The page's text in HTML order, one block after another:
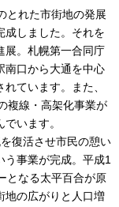
とれた市街地の発展
成しました。それを
展。札幌第一合同庁
南口から大通を中心
ています。また、
複線・高架化事業が
います。
復活させ市民の憩い
事業が完成。平成1
となる太平百合が原
地の広がりと人口増